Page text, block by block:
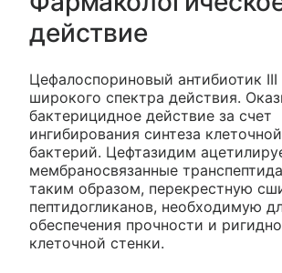
действие
Цефалоспориновый антибиотик III
широкого спектра действия.
бактерицидное действие за счет
ингибирования синтеза
бактерий. Цефтазидим
мембраносвязанные
таким образом, перекрестную
пептидогликанов, необходимую
обеспечения прочности и
клеточной стенки.